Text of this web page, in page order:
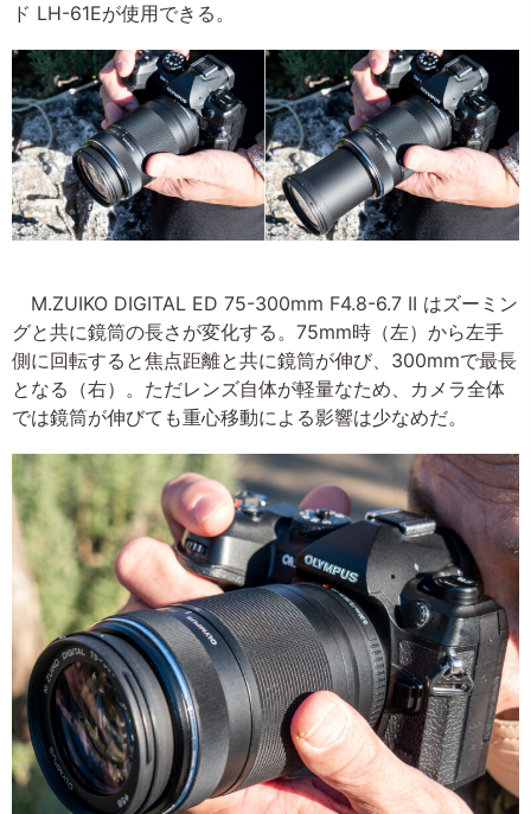
ド LH-61Eが使用できる。
M.ZUIKO DIGITAL ED 75-300mm F4.8-6.7 II はズーミン
グと共に鏡筒の長さが変化する。75mm時（左）から左手
側に回転すると焦点距離と共に鏡筒が伸び、300mmで最長
となる（右）。ただレンズ自体が軽量なため、カメラ全体
では鏡筒が伸びても重心移動による影響は少なめだ。